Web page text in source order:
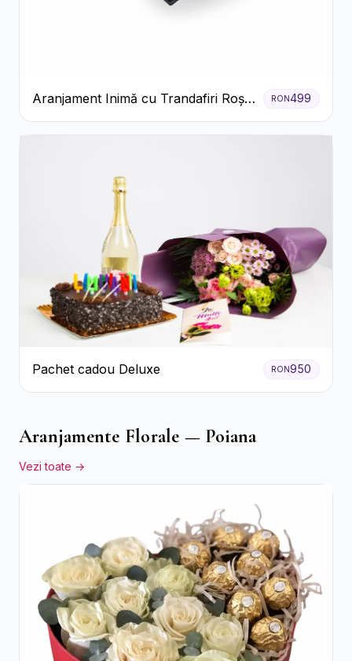
Aranjament Inimă cu Trandafiri Roșii
și Floarea Miresei
RON499
Pachet cadou Deluxe RON950
Aranjamente Florale — Poiana
Vezi toate →